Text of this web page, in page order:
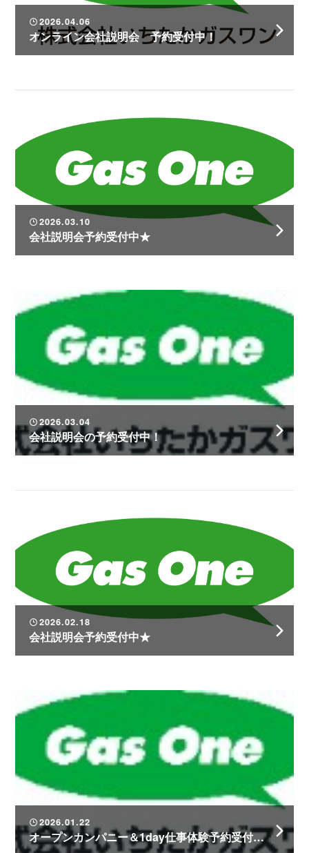
2026.04.06
オンライン会社説明会 予約受付中！
2026.03.10
会社説明会予約受付中★
2026.03.04
会社説明会の予約受付中！
2026.02.18
会社説明会予約受付中★
2026.01.22
オープンカンパニー＆1day仕事体験予約受付中！